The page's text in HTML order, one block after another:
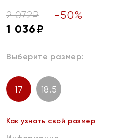
2 072₽ -50%
1 036₽
Выберите размер:
17 18.5
Как узнать свой размер